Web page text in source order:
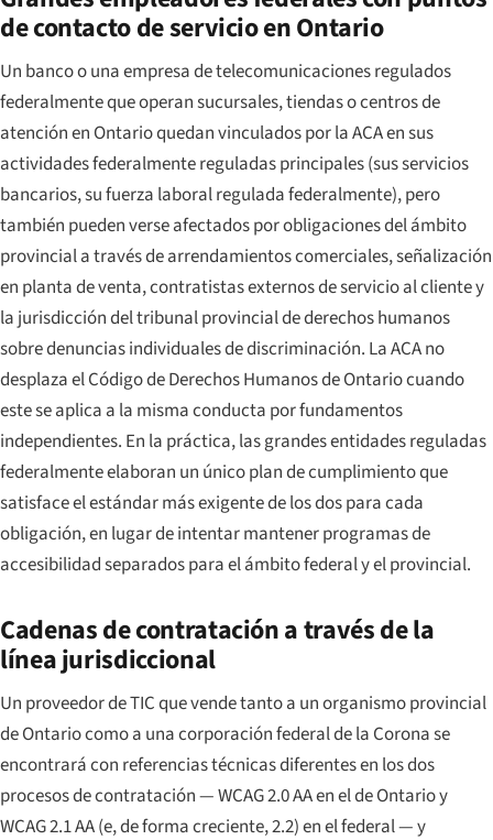
de contacto de servicio en Ontario
Un banco o una empresa de telecomunicaciones regulados
federalmente que operan sucursales, tiendas o centros de
atención en Ontario quedan vinculados por la ACA en sus
actividades federalmente reguladas principales (sus servicios
bancarios, su fuerza laboral regulada federalmente), pero
también pueden verse afectados por obligaciones del ámbito
provincial a través de arrendamientos comerciales, señalización
en planta de venta, contratistas externos de servicio al cliente y
la jurisdicción del tribunal provincial de derechos humanos
sobre denuncias individuales de discriminación. La ACA no
desplaza el Código de Derechos Humanos de Ontario cuando
este se aplica a la misma conducta por fundamentos
independientes. En la práctica, las grandes entidades reguladas
federalmente elaboran un único plan de cumplimiento que
satisface el estándar más exigente de los dos para cada
obligación, en lugar de intentar mantener programas de
accesibilidad separados para el ámbito federal y el provincial.
Cadenas de contratación a través de la
línea jurisdiccional
Un proveedor de TIC que vende tanto a un organismo provincial
de Ontario como a una corporación federal de la Corona se
encontrará con referencias técnicas diferentes en los dos
procesos de contratación — WCAG 2.0 AA en el de Ontario y
WCAG 2.1 AA (e, de forma creciente, 2.2) en el federal — y